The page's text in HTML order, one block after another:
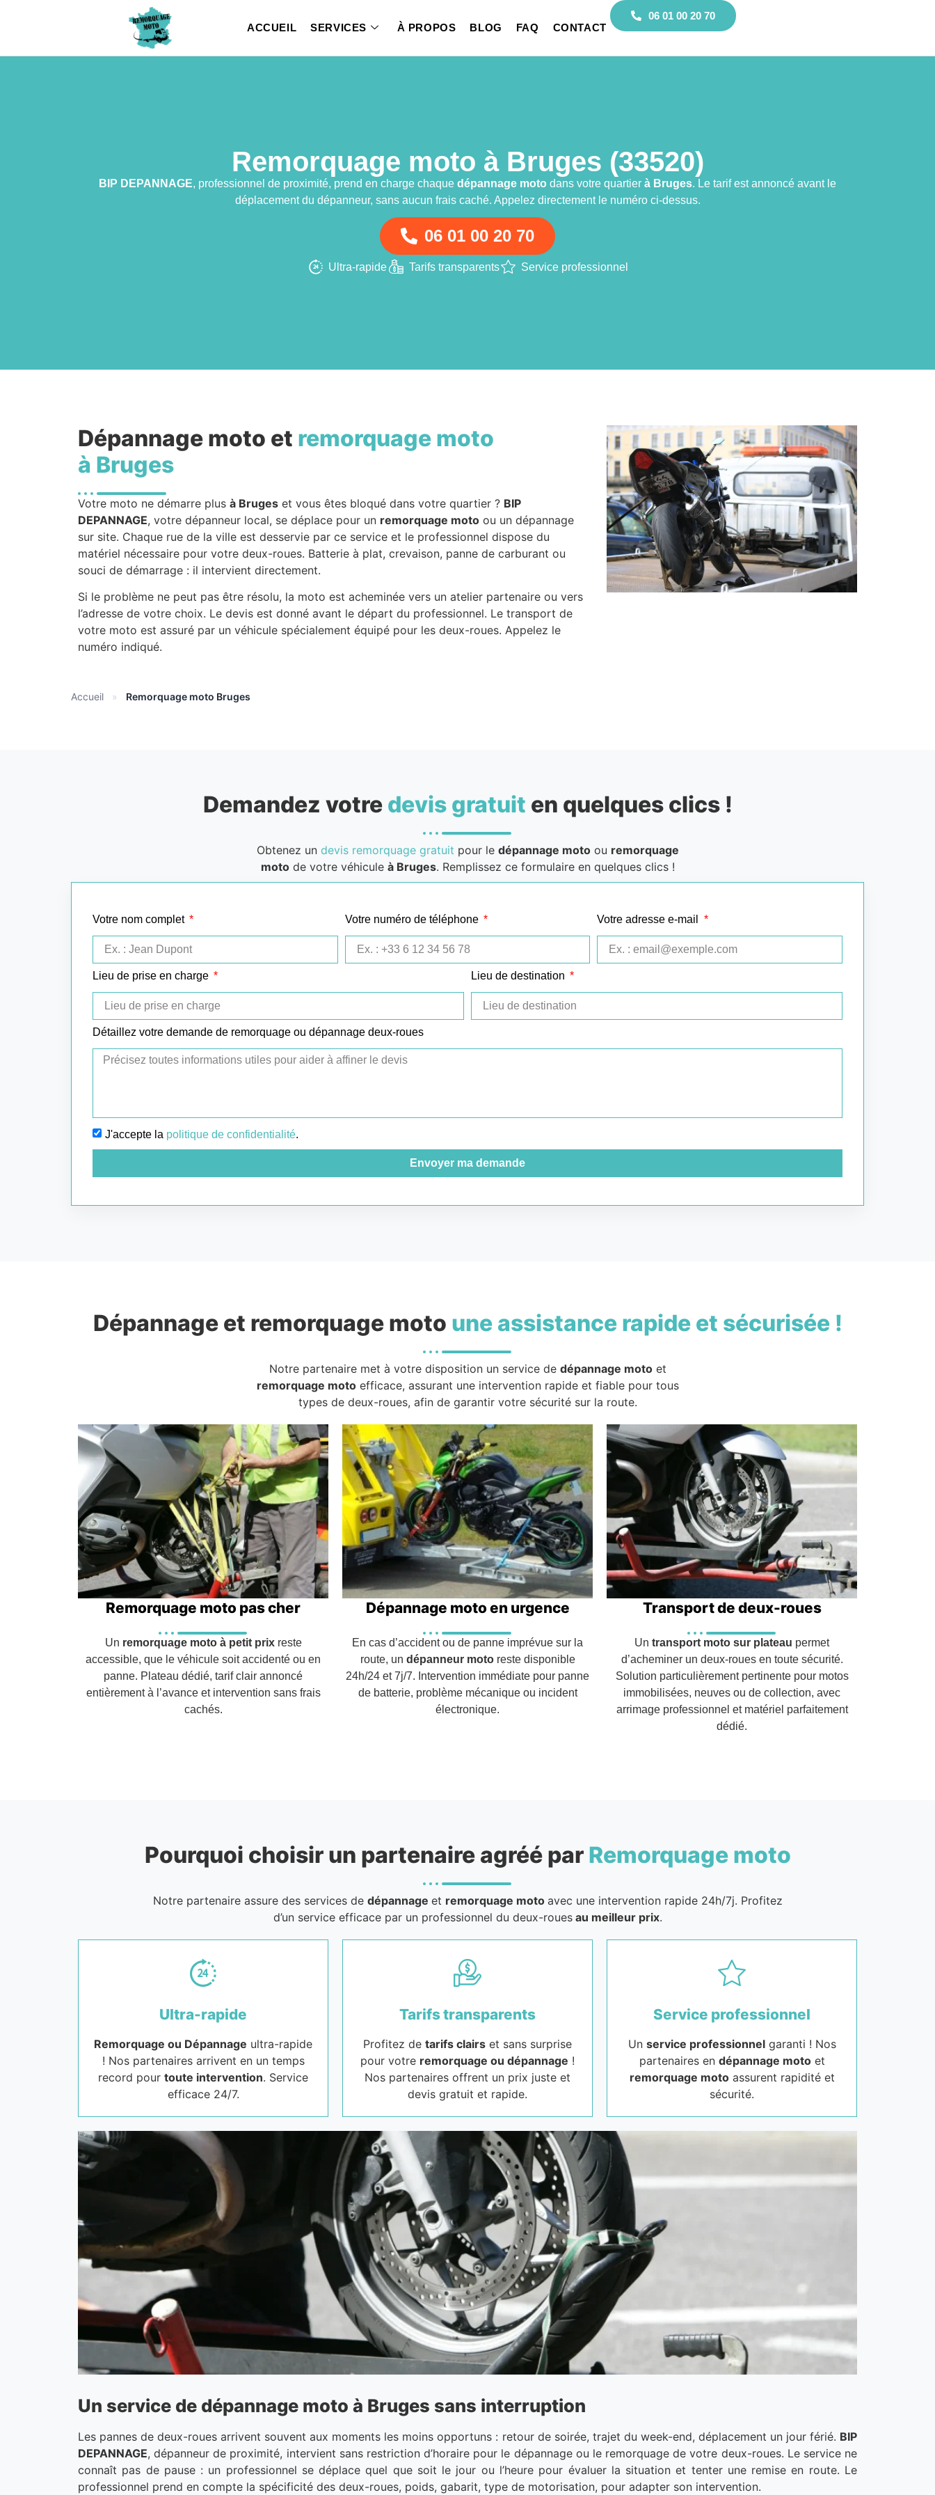
ACCUEIL SERVICES À PROPOS BLOG FAQ CONTACT
06 01 00 20 70
Remorquage moto à Bruges (33520)
BIP DEPANNAGE, professionnel de proximité, prend en charge chaque dépannage moto dans votre quartier à Bruges. Le tarif est annoncé avant le
déplacement du dépanneur, sans aucun frais caché. Appelez directement le numéro ci-dessus.
06 01 00 20 70
Ultra-rapide Tarifs transparents Service professionnel
Dépannage moto et remorquage moto
à Bruges
Votre moto ne démarre plus à Bruges et vous êtes bloqué dans votre quartier ? BIP
DEPANNAGE, votre dépanneur local, se déplace pour un remorquage moto ou un dépannage
sur site. Chaque rue de la ville est desservie par ce service et le professionnel dispose du
matériel nécessaire pour votre deux-roues. Batterie à plat, crevaison, panne de carburant ou
souci de démarrage : il intervient directement.
Si le problème ne peut pas être résolu, la moto est acheminée vers un atelier partenaire ou vers
l’adresse de votre choix. Le devis est donné avant le départ du professionnel. Le transport de
votre moto est assuré par un véhicule spécialement équipé pour les deux-roues. Appelez le
numéro indiqué.
Accueil » Remorquage moto Bruges
Demandez votre devis gratuit en quelques clics !
Obtenez un devis remorquage gratuit pour le dépannage motoou remorquage
motode votre véhicule à Bruges. Remplissez ce formulaire en quelques clics !
Votre nom complet Votre numéro de téléphone Votre adresse e-mail
Lieu de prise en charge Lieu de destination
Détaillez votre demande de remorquage ou dépannage deux-roues
J'accepte la politique de confidentialité.
Envoyer ma demande
Dépannage et remorquage moto une assistance rapide et sécurisée !
Notre partenaire met à votre disposition un service de dépannage motoet
remorquage motoefficace, assurant une intervention rapide et fiable pour tous
types de deux-roues, afin de garantir votre sécurité sur la route.
Remorquage moto pas cher
Un remorquage moto à petit prixreste
accessible, que le véhicule soit accidenté ou en
panne. Plateau dédié, tarif clair annoncé
entièrement à l’avance et intervention sans frais
cachés.
Dépannage moto en urgence
En cas d’accident ou de panne imprévue sur la
route, un dépanneur motoreste disponible
24h/24 et 7j/7. Intervention immédiate pour panne
de batterie, problème mécanique ou incident
électronique.
Transport de deux-roues
Un transport moto sur plateau permet
d’acheminer un deux-roues en toute sécurité.
Solution particulièrement pertinente pour motos
immobilisées, neuves ou de collection, avec
arrimage professionnel et matériel parfaitement
dédié.
Pourquoi choisir un partenaire agréé par Remorquage moto
Notre partenaire assure des services de dépannage et remorquage moto avec une intervention rapide 24h/7j. Profitez
d’un service efficace par un professionnel du deux-rouesau meilleur prix.
Ultra-rapide
Remorquage ou Dépannage ultra-rapide
! Nos partenaires arrivent en un temps
record pour toute intervention. Service
efficace 24/7.
Tarifs transparents
Profitez de tarifs clairs et sans surprise
pour votre remorquage ou dépannage !
Nos partenaires offrent un prix juste et
devis gratuit et rapide.
Service professionnel
Un service professionnelgaranti ! Nos
partenaires en dépannage motoet
remorquage motoassurent rapidité et
sécurité.
Un service de dépannage moto à Bruges sans interruption
Les pannes de deux-roues arrivent souvent aux moments les moins opportuns : retour de soirée, trajet du week-end, déplacement un jour férié. BIP
DEPANNAGE, dépanneur de proximité, intervient sans restriction d’horaire pour le dépannage ou le remorquage de votre deux-roues. Le service ne
connaît pas de pause : un professionnel se déplace quel que soit le jour ou l’heure pour évaluer la situation et tenter une remise en route. Le
professionnel prend en compte la spécificité des deux-roues, poids, gabarit, type de motorisation, pour adapter son intervention.